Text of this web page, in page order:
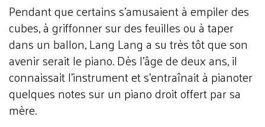
Pendant que certains s'amusaient à empiler des
cubes, à griffonner sur des feuilles ou à taper
dans un ballon, Lang Lang a su très tôt que son
avenir serait le piano. Dès l'âge de deux ans, il
connaissait l'instrument et s'entraînait à pianoter
quelques notes sur un piano droit offert par sa
mère.